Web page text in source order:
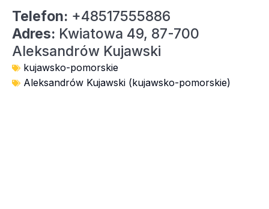
Telefon: +48517555886
Adres: Kwiatowa 49, 87-700
Aleksandrów Kujawski
kujawsko-pomorskie
Aleksandrów Kujawski (kujawsko-pomorskie)